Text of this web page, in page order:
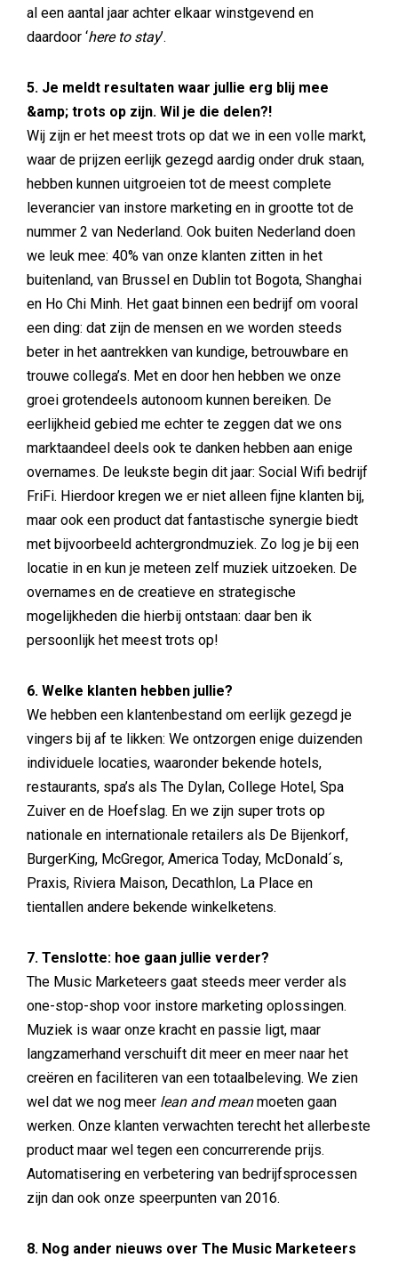
al een aantal jaar achter elkaar winstgevend en
daardoor ‘here to stay’.
5. Je meldt resultaten waar jullie erg blij mee
&amp; trots op zijn. Wil je die delen?!
Wij zijn er het meest trots op dat we in een volle markt,
waar de prijzen eerlijk gezegd aardig onder druk staan,
hebben kunnen uitgroeien tot de meest complete
leverancier van instore marketing en in grootte tot de
nummer 2 van Nederland. Ook buiten Nederland doen
we leuk mee: 40% van onze klanten zitten in het
buitenland, van Brussel en Dublin tot Bogota, Shanghai
en Ho Chi Minh. Het gaat binnen een bedrijf om vooral
een ding: dat zijn de mensen en we worden steeds
beter in het aantrekken van kundige, betrouwbare en
trouwe collega’s. Met en door hen hebben we onze
groei grotendeels autonoom kunnen bereiken. De
eerlijkheid gebied me echter te zeggen dat we ons
marktaandeel deels ook te danken hebben aan enige
overnames. De leukste begin dit jaar: Social Wifi bedrijf
FriFi. Hierdoor kregen we er niet alleen fijne klanten bij,
maar ook een product dat fantastische synergie biedt
met bijvoorbeeld achtergrondmuziek. Zo log je bij een
locatie in en kun je meteen zelf muziek uitzoeken. De
overnames en de creatieve en strategische
mogelijkheden die hierbij ontstaan: daar ben ik
persoonlijk het meest trots op!
6. Welke klanten hebben jullie?
We hebben een klantenbestand om eerlijk gezegd je
vingers bij af te likken: We ontzorgen enige duizenden
individuele locaties, waaronder bekende hotels,
restaurants, spa’s als The Dylan, College Hotel, Spa
Zuiver en de Hoefslag. En we zijn super trots op
nationale en internationale retailers als De Bijenkorf,
BurgerKing, McGregor, America Today, McDonald´s,
Praxis, Riviera Maison, Decathlon, La Place en
tientallen andere bekende winkelketens.
7. Tenslotte: hoe gaan jullie verder?
The Music Marketeers gaat steeds meer verder als
one-stop-shop voor instore marketing oplossingen.
Muziek is waar onze kracht en passie ligt, maar
langzamerhand verschuift dit meer en meer naar het
creëren en faciliteren van een totaalbeleving. We zien
wel dat we nog meer lean and meanmoeten gaan
werken. Onze klanten verwachten terecht het allerbeste
product maar wel tegen een concurrerende prijs.
Automatisering en verbetering van bedrijfsprocessen
zijn dan ook onze speerpunten van 2016.
8. Nog ander nieuws over The Music Marketeers